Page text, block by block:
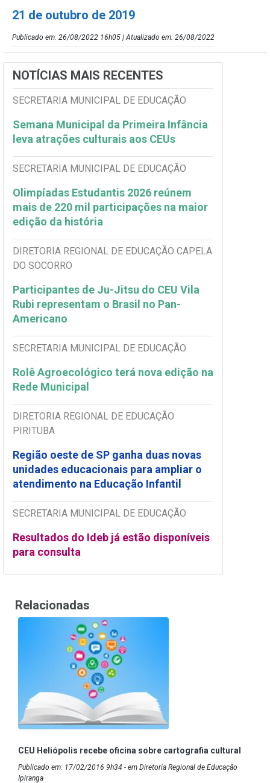
21 de outubro de 2019
Publicado em: 26/08/2022 16h05 | Atualizado em: 26/08/2022
NOTÍCIAS MAIS RECENTES
SECRETARIA MUNICIPAL DE EDUCAÇÃO
Semana Municipal da Primeira Infância
leva atrações culturais aos CEUs
SECRETARIA MUNICIPAL DE EDUCAÇÃO
Olimpíadas Estudantis 2026 reúnem
mais de 220 mil participações na maior
edição da história
DIRETORIA REGIONAL DE EDUCAÇÃO CAPELA
DO SOCORRO
Participantes de Ju-Jitsu do CEU Vila
Rubi representam o Brasil no Pan-
Americano
SECRETARIA MUNICIPAL DE EDUCAÇÃO
Rolê Agroecológico terá nova edição na
Rede Municipal
DIRETORIA REGIONAL DE EDUCAÇÃO
PIRITUBA
Região oeste de SP ganha duas novas
unidades educacionais para ampliar o
atendimento na Educação Infantil
SECRETARIA MUNICIPAL DE EDUCAÇÃO
Resultados do Ideb já estão disponíveis
para consulta
Relacionadas
CEU Heliópolis recebe oficina sobre cartografia cultural
Publicado em: 17/02/2016 9h34 - em Diretoria Regional de Educação
Ipiranga